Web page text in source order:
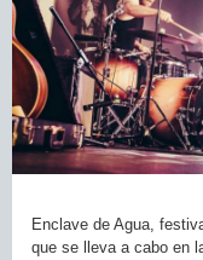
Enclave de Agua,
que se lleva a cabo en